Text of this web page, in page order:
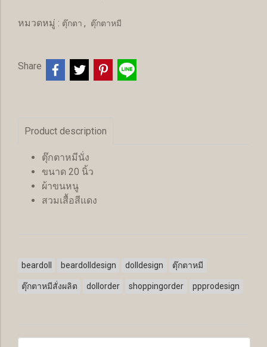
หมวดหมู่ : ตุ๊กตา , ตุ๊กตาหมี
Share
Product description
ตุ๊กตาหมีนั่ง
ขนาด 20 นิ้ว
ผ้าขนหนู
สวมเสื้อสีแดง
beardoll beardolldesign dolldesign ตุ๊กตาหมี
ตุ๊กตาหมีสั่งผลิต dollorder shoppingorder ppprodesign